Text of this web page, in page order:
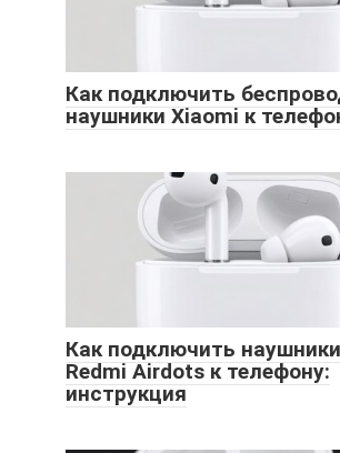
Как подключить
наушники Xiaomi к
Как подключить
Redmi Airdots к телефону:
инструкция